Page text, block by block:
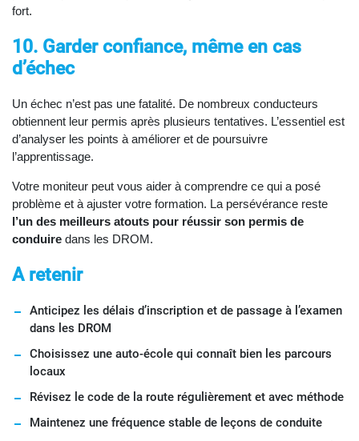
fort.
10. Garder confiance, même en cas
d’échec
Un échec n’est pas une fatalité. De nombreux conducteurs
obtiennent leur permis après plusieurs tentatives. L’essentiel est
d’analyser les points à améliorer et de poursuivre
l’apprentissage.
Votre moniteur peut vous aider à comprendre ce qui a posé
problème et à ajuster votre formation. La persévérance reste
l’un des meilleurs atouts pour réussir son permis de
conduire dans les DROM.
A retenir
Anticipez les délais d’inscription et de passage à l’examen
dans les DROM
Choisissez une auto-école qui connaît bien les parcours
locaux
Révisez le code de la route régulièrement et avec méthode
Maintenez une fréquence stable de leçons de conduite